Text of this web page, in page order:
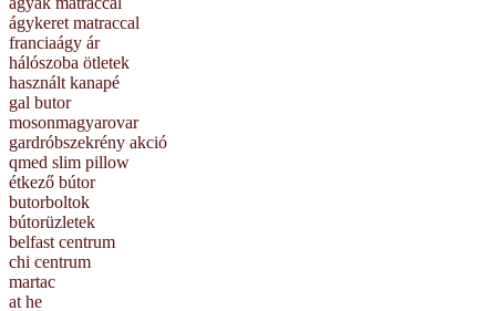
ágykeret matraccal
franciaágy ár
hálószoba ötletek
használt kanapé
gal butor
mosonmagyarovar
gardróbszekrény akció
qmed slim pillow
étkező bútor
butorboltok
bútorüzletek
belfast centrum
chi centrum
martac
at he